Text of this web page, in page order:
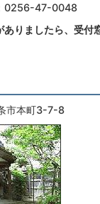
0256-47-0048
りましたら、受付
市本町3-7-8